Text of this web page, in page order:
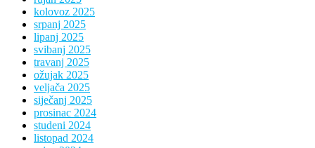
kolovoz 2025
srpanj 2025
lipanj 2025
svibanj 2025
travanj 2025
ožujak 2025
veljača 2025
siječanj 2025
prosinac 2024
studeni 2024
listopad 2024